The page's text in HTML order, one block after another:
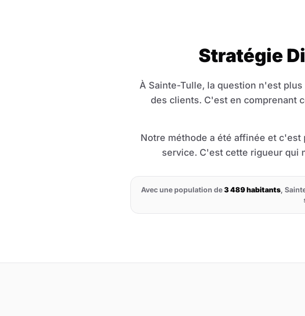
Stratégie
À Sainte-Tulle, la question n'est
des clients. C'est en comprenant
Notre méthode a été affinée et
service. C'est cette rigueur qui
Avec une population de3 489 habitants,